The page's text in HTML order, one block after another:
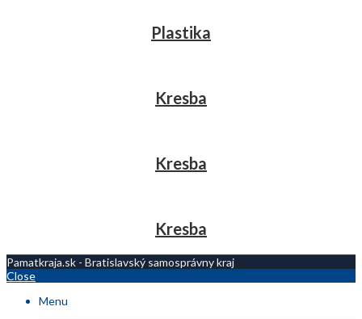
Plastika
Kresba
Kresba
Kresba
Pamatkraja.sk - Bratislavský samosprávny kraj
Close
Menu